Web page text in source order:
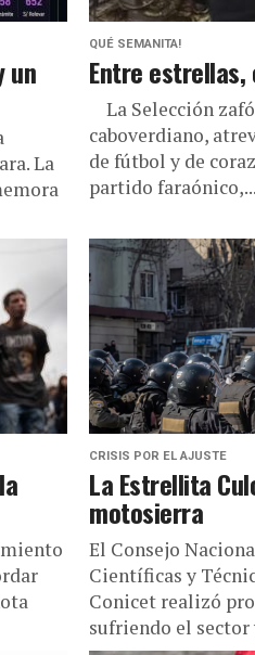
un
La
QUÉ SEMANITA!
Entre
La Selección
caboverdiano,
de fútbol y de
partido faraónico,...
CRISIS POR EL AJUSTE
La Estrellita
motosierra
El Consejo
Científicas y
Conicet realizó
sufriendo el sector